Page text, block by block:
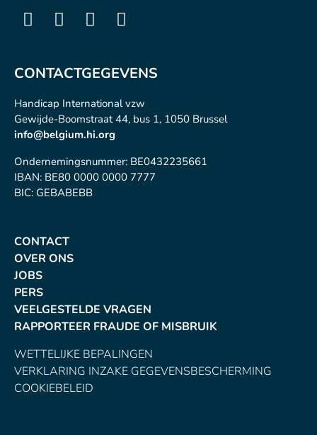
CONTACTGEGEVENS
Handicap International vzw
Gewijde-Boomstraat 44, bus 1, 1050 Brussel
info@belgium.hi.org
Ondernemingsnummer: BE0432235661
IBAN: BE80 0000 0000 7777
BIC: GEBABEBB
CONTACT
OVER ONS
JOBS
PERS
VEELGESTELDE VRAGEN
RAPPORTEER FRAUDE OF MISBRUIK
WETTELIJKE BEPALINGEN
VERKLARING INZAKE GEGEVENSBESCHERMING
COOKIEBELEID